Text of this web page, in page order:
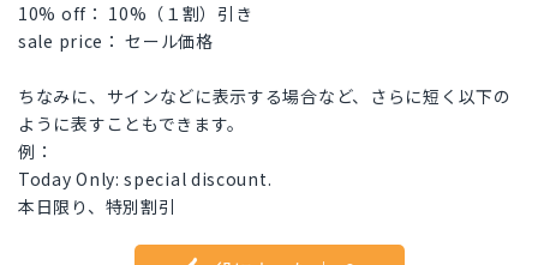
10% off： 10%（１割）引き
sale price： セール価格
ちなみに、サインなどに表示する場合など、さらに短く以下の
ように表すこともできます。
例：
Today Only: special discount.
本日限り、特別割引